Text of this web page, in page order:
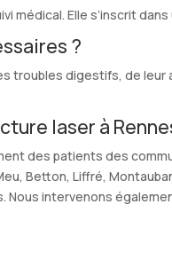
médical. Elle s’inscrit
?
troubles digestifs, de
laser à
des patients des
Betton, Liffré,
Nous intervenons